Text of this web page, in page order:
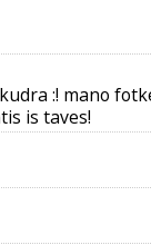
:! mano
is taves!